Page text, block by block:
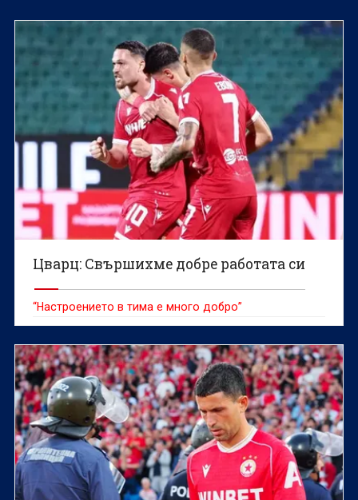
Цварц: Свършихме добре работата си
“Настроението в тима е много добро”